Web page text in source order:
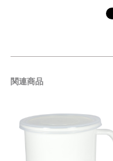
関連商品